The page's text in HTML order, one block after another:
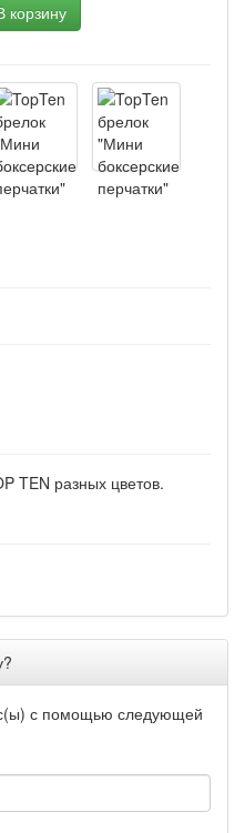
корзину
TEN разных цветов.
с помощью следующей